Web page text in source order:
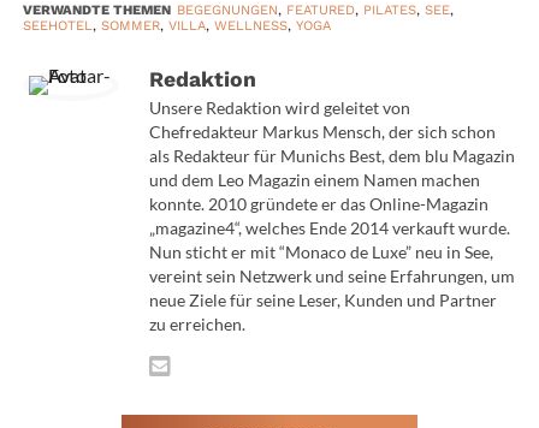
Der Millstätter See als
Kraftquelle
VERWANDTE THEMEN BEGEGNUNGEN, FEATURED, PILATES, SEE,
SEEHOTEL, SOMMER, VILLA, WELLNESS, YOGA
Redaktion
Unsere Redaktion wird geleitet von
Chefredakteur Markus Mensch, der sich schon
als Redakteur für Munichs Best, dem blu Magazin
und dem Leo Magazin einem Namen machen
konnte. 2010 gründete er das Online-Magazin
„magazine4“, welches Ende 2014 verkauft wurde.
Nun sticht er mit “Monaco de Luxe” neu in See,
vereint sein Netzwerk und seine Erfahrungen, um
neue Ziele für seine Leser, Kunden und Partner
zu erreichen.